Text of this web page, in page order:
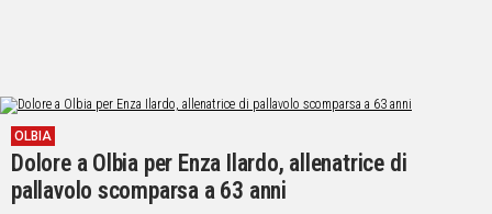
OLBIA
Dolore a Olbia per Enza Ilardo, allenatrice di
pallavolo scomparsa a 63 anni